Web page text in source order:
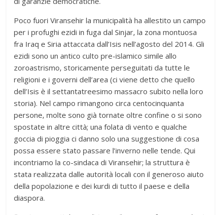
Poco fuori Viransehir la municipalità ha allestito un campo
per i profughi ezidi in fuga dal Sinjar, la zona montuosa
fra Iraq e Siria attaccata dall’Isis nell’agosto del 2014. Gli
ezidi sono un antico culto pre-islamico simile allo
zoroastrismo, storicamente perseguitati da tutte le
religioni e i governi dell’area (ci viene detto che quello
dell’Isis è il settantatreesimo massacro subito nella loro
storia). Nel campo rimangono circa centocinquanta
persone, molte sono già tornate oltre confine o si sono
spostate in altre città; una folata di vento e qualche
goccia di pioggia ci danno solo una suggestione di cosa
possa essere stato passare l’inverno nelle tende. Qui
incontriamo la co-sindaca di Viransehir; la struttura è
stata realizzata dalle autorità locali con il generoso aiuto
della popolazione e dei kurdi di tutto il paese e della
diaspora.